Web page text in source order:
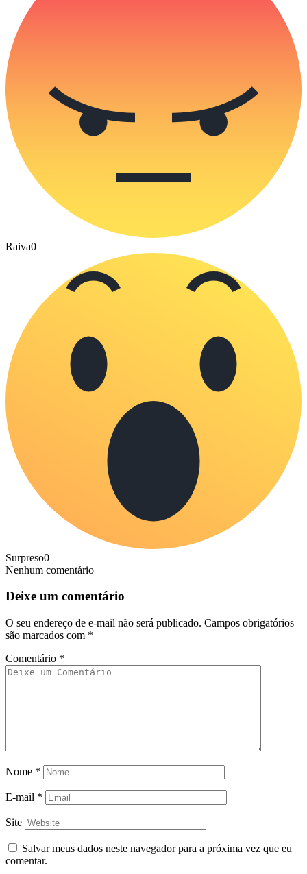
Raiva0
Surpreso0
Nenhum comentário
Deixe um comentário
O seu endereço de e-mail não será publicado. Campos obrigatórios
são marcados com *
Comentário *
Nome *
E-mail *
Site
Salvar meus dados neste navegador para a próxima vez que eu
comentar.